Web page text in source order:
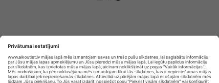
Privātuma Iestatījumi
E-veikala lietošanas noteikumi